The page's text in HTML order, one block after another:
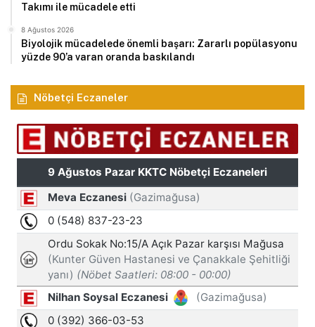
Takımı ile mücadele etti
8 Ağustos 2026
Biyolojik mücadelede önemli başarı: Zararlı popülasyonu
yüzde 90’a varan oranda baskılandı
Nöbetçi Eczaneler